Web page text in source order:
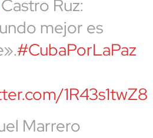
Castro Ruz:
mejor es
#CubaPorLaPaz
1R43s1twZ8
Marrero